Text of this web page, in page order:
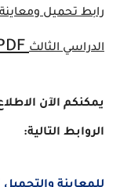
رابط تحميل
الدراسي الثالثPDF
يمكنكم الآن
الروابط التالية: